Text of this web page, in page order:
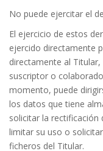
No puede ejercitar el
El ejercicio de estos
ejercido directamente
directamente al
suscriptor o
momento, puede
los datos que tiene
solicitar la
limitar su uso o
ficheros del Titular.